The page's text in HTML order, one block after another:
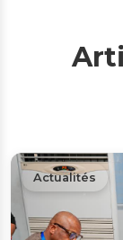
Actualités